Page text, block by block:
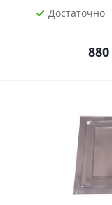
Достаточно
880